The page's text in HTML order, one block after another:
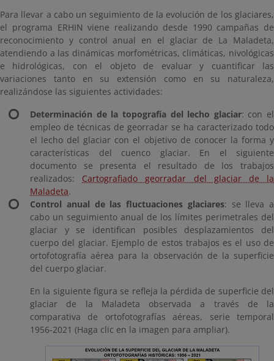
Para llevar a cabo un seguimiento de la evolución de los glaciares,
el programa ERHIN viene realizando desde 1990 campañas de
reconocimiento y control anual en el glaciar de La Maladeta,
atendiendo a las dinámicas morfométricas, climáticas, nivológicas
e hidrológicas, con el objeto de evaluar y cuantificar las
variaciones tanto en su extensión como en su naturaleza,
realizándose las siguientes actividades:
Determinación de la topografía del lecho glaciar: con el
empleo de técnicas de georradar se ha caracterizado todo
el lecho del glaciar con el objetivo de conocer la forma y
características del cuenco glaciar. En el siguiente
documento se presenta el resultado de los trabajos
realizados: Cartografiado georradar del glaciar de la
Maladeta.
Control anual de las fluctuaciones glaciares: se lleva a
cabo un seguimiento anual de los límites perimetrales del
glaciar y se identifican posibles desplazamientos del
cuerpo del glaciar. Ejemplo de estos trabajos es el uso de
ortofotografía aérea para la observación de la superficie
del cuerpo glaciar.
En la siguiente figura se refleja la pérdida de superficie del
glaciar de la Maladeta observada a través de la
comparativa de ortofotografías aéreas, serie temporal
1956-2021 (Haga clic en la imagen para ampliar).